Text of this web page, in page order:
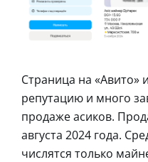
Страница на «Авито»
репутацию и много
продаже асиков.
августа 2024 года.
числятся только